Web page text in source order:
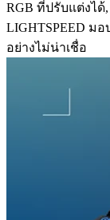
RGB ที่ปรับแต่งได้,
LIGHTSPEED ม
อย่างไม่น่าเชื่อ